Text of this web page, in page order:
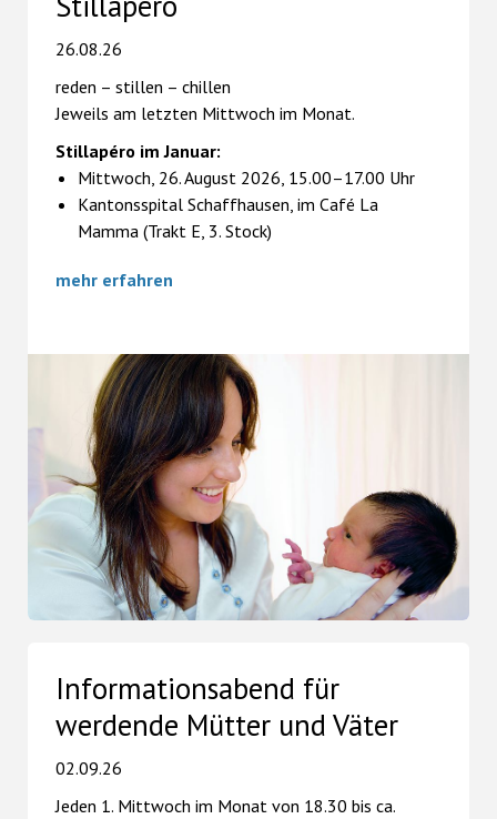
26.08.26
reden – stillen – chillen
Jeweils am letzten Mittwoch im Monat.
Stillapéro im Januar:
Mittwoch, 26. August 2026, 15.00–17.00 Uhr
Kantonsspital Schaffhausen, im Café La
Mamma (Trakt E, 3. Stock)
mehr erfahren
Informationsabend für
werdende Mütter und Väter
02.09.26
Jeden 1. Mittwoch im Monat von 18.30 bis ca.